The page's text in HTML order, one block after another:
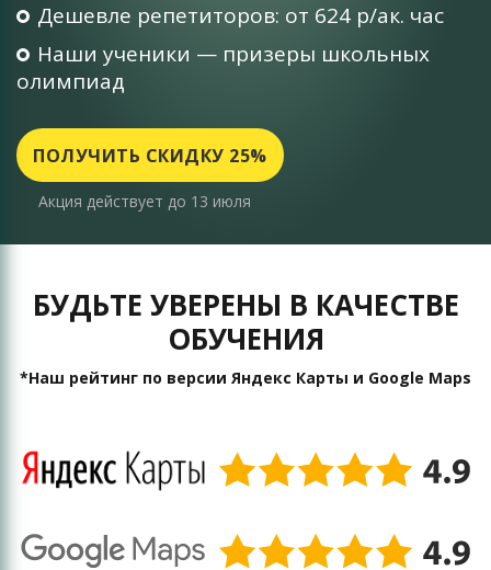
Дешевле репетиторов: от 624 р/ак. час
Наши ученики — призеры школьных
олимпиад
ПОЛУЧИТЬ СКИДКУ 25%
Акция действует до 13 июля
БУДЬТЕ УВЕРЕНЫ В КАЧЕСТВЕ
ОБУЧЕНИЯ
*Наш рейтинг по версии Яндекс Карты и Google Maps